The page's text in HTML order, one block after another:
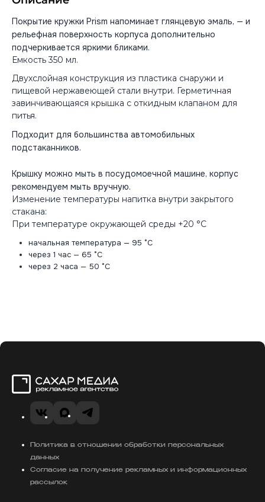
Покрытие кружки Prism напоминает глянцевую эмаль, — и
рельефная поверхность корпуса дополнительно
подчеркивается яркими бликами.
Емкость 350 мл.
Двухслойная конструкция из пластика снаружи и
пищевой нержавеющей стали внутри. Герметичная
завинчивающаяся крышка с откидным клапаном для
питья.
Подходит для большинства автомобильных
подстаканников.
Крышку можно мыть в посудомоечной машине, корпус
рекомендуем мыть вручную.
Изменение температуры напитка внутри закрытого
стакана:
При температуре окружающей среды +20 °С
начальная температура — 95 °С
через 1 час — 65 °С
через 2 часа — 50 °С
VK MAXTelegram
Политика в отношении обработки персональных
данных
Согласие на получение рекламных и информационных
рассылок